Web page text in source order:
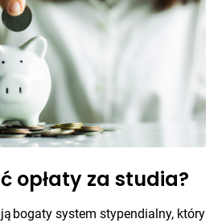
opłaty za studia?
bogaty system stypendialny, który